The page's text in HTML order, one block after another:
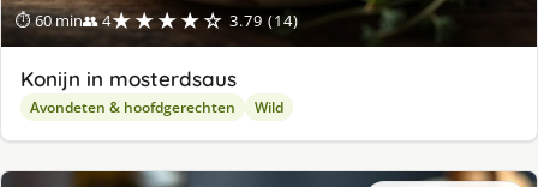
⏱ 60 min👥 4★★★★☆ 3.79 (14)
Konijn in mosterdsaus
Avondeten & hoofdgerechten Wild